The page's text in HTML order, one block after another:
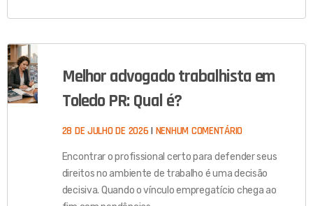
Melhor advogado trabalhista em
Toledo PR: Qual é?
28 DE JULHO DE 2026 NENHUM COMENTÁRIO
Encontrar o profissional certo para defender seus
direitos no ambiente de trabalho é uma decisão
decisiva. Quando o vínculo empregatício chega ao